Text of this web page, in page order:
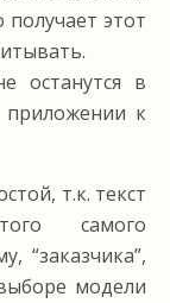
этот
останутся в
приложении к
т.к. текст
самого
“заказчика”,
модели